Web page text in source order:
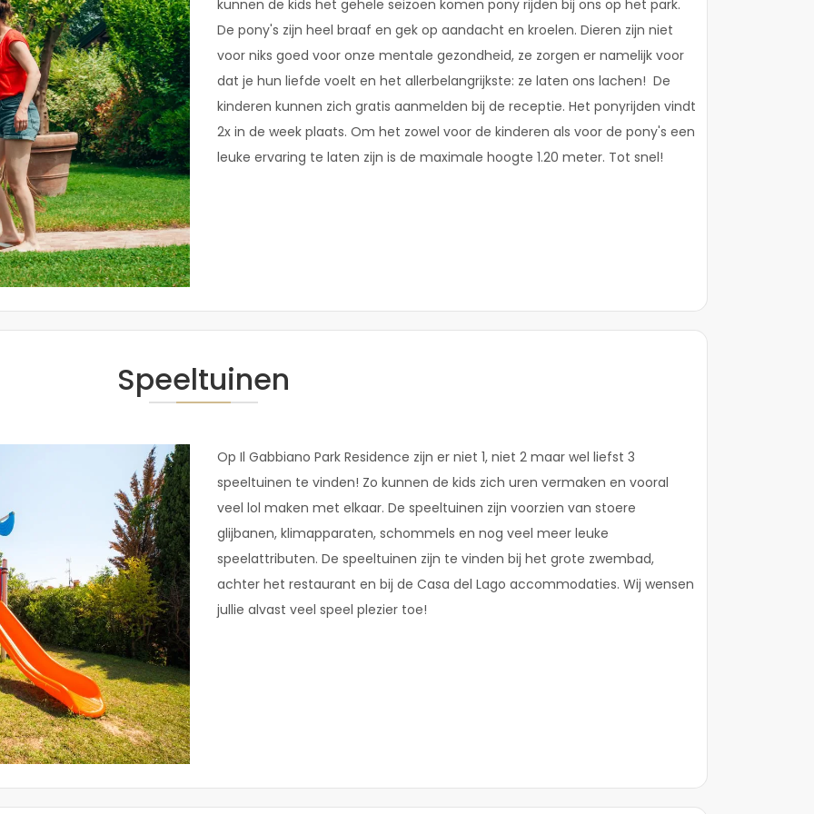
kunnen de kids het gehele seizoen komen pony rijden bij ons op het park.
De pony's zijn heel braaf en gek op aandacht en kroelen. Dieren zijn niet
voor niks goed voor onze mentale gezondheid, ze zorgen er namelijk voor
dat je hun liefde voelt en het allerbelangrijkste: ze laten ons lachen! De
kinderen kunnen zich gratis aanmelden bij de receptie. Het ponyrijden vindt
2x in de week plaats. Om het zowel voor de kinderen als voor de pony's een
leuke ervaring te laten zijn is de maximale hoogte 1.20 meter. Tot snel!
Speeltuinen
Op Il Gabbiano Park Residence zijn er niet 1, niet 2 maar wel liefst 3
speeltuinen te vinden! Zo kunnen de kids zich uren vermaken en vooral
veel lol maken met elkaar. De speeltuinen zijn voorzien van stoere
glijbanen, klimapparaten, schommels en nog veel meer leuke
speelattributen. De speeltuinen zijn te vinden bij het grote zwembad,
achter het restaurant en bij de Casa del Lago accommodaties. Wij wensen
jullie alvast veel speel plezier toe!